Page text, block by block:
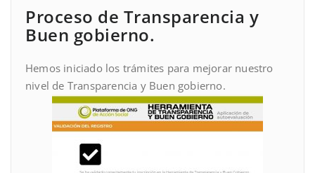
Proceso de Transparencia y
Buen gobierno.
Hemos iniciado los trámites para mejorar nuestro
nivel de Transparencia y Buen gobierno.